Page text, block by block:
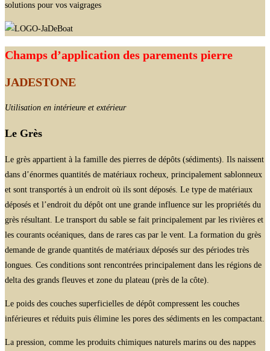
solutions pour vos vaigrages
Champs d’application des parements pierre
JADESTONE
Utilisation en intérieure et extérieur
Le Grès
Le grès appartient à la famille des pierres de dépôts (sédiments). Ils naissent
dans d’énormes quantités de matériaux rocheux, principalement sablonneux
et sont transportés à un endroit où ils sont déposés. Le type de matériaux
déposés et l’endroit du dépôt ont une grande influence sur les propriétés du
grès résultant. Le transport du sable se fait principalement par les rivières et
les courants océaniques, dans de rares cas par le vent. La formation du grès
demande de grande quantités de matériaux déposés sur des périodes très
longues. Ces conditions sont rencontrées principalement dans les régions de
delta des grands fleuves et zone du plateau (près de la côte).
Le poids des couches superficielles de dépôt compressent les couches
inférieures et réduits puis élimine les pores des sédiments en les compactant.
La pression, comme les produits chimiques naturels marins ou des nappes